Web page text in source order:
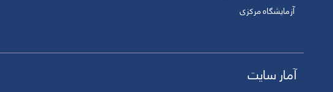
آزمایشگاه مرکزی
آمار سایت